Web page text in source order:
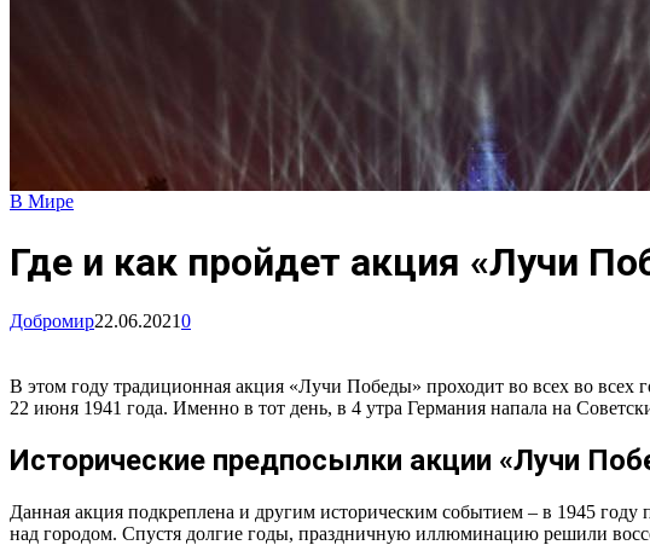
В Мире
Где и как пройдет акция «Лучи
Добромир22.06.20210
В этом году традиционная акция «Лучи Победы» проходит во всех во всех
22 июня 1941 года. Именно в тот день, в 4 утра Германия напала на
Исторические предпосылки акции «Лучи
Данная акция подкреплена и другим историческим событием – в 1945
над городом. Спустя долгие годы, праздничную иллюминацию решили